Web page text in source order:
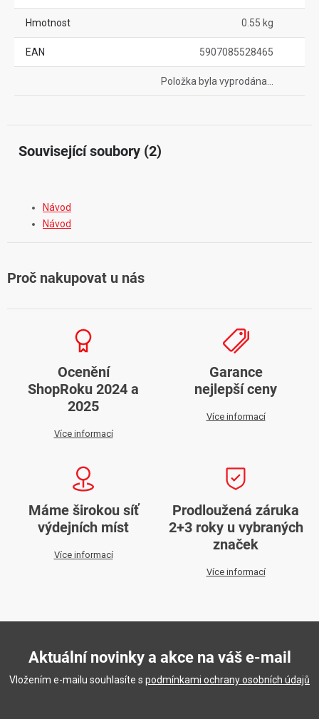
Hmotnost 0.55 kg
EAN 5907085528465
Položka byla vyprodána…
Související soubory (2)
Návod
Návod
Proč nakupovat u nás
Ocenění
ShopRoku 2024 a
2025
Více informací
Garance
nejlepší ceny
Více informací
Máme širokou síť
výdejních míst
Více informací
Prodloužená záruka
2+3 roky u vybraných
značek
Více informací
Aktuální novinky a akce na váš e-mail
Vložením e-mailu souhlasíte s podmínkami ochrany osobních údajů